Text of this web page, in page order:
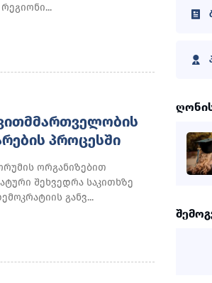
ᲞᲠᲝᲪᲔᲡᲨᲘ
ორგანიზებით
შეხვედრა საკითხზე
განვ...